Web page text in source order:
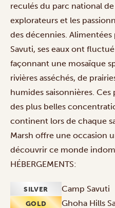
reculés du parc national
explorateurs et les
des décennies. Alimentées
Savuti, ses eaux ont
façonnant une mosaïque
rivières asséchés, de
humides saisonnières.
des plus belles
continent lors de chaque
Marsh offre une occasion
découvrir ce monde
HÉBERGEMENTS:
SILVER Camp Savuti
GOLD Ghoha Hills